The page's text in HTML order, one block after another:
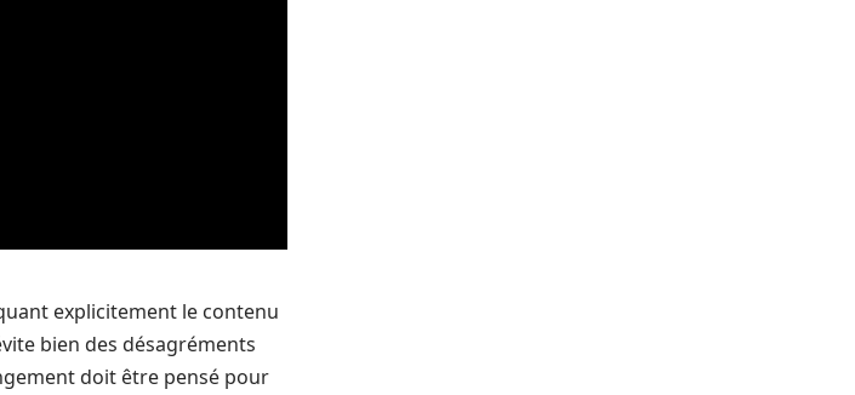
explicitement le contenu
bien des désagréments
doit être pensé pour